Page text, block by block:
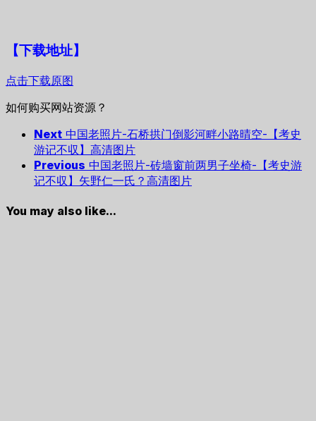
【下载地址】
点击下载原图
如何购买网站资源？
Next 中国老照片-石桥拱门倒影河畔小路晴空-【考史
游记不収】高清图片
Previous 中国老照片-砖墙窗前两男子坐椅-【考史游
记不収】矢野仁一氏？高清图片
You may also like...